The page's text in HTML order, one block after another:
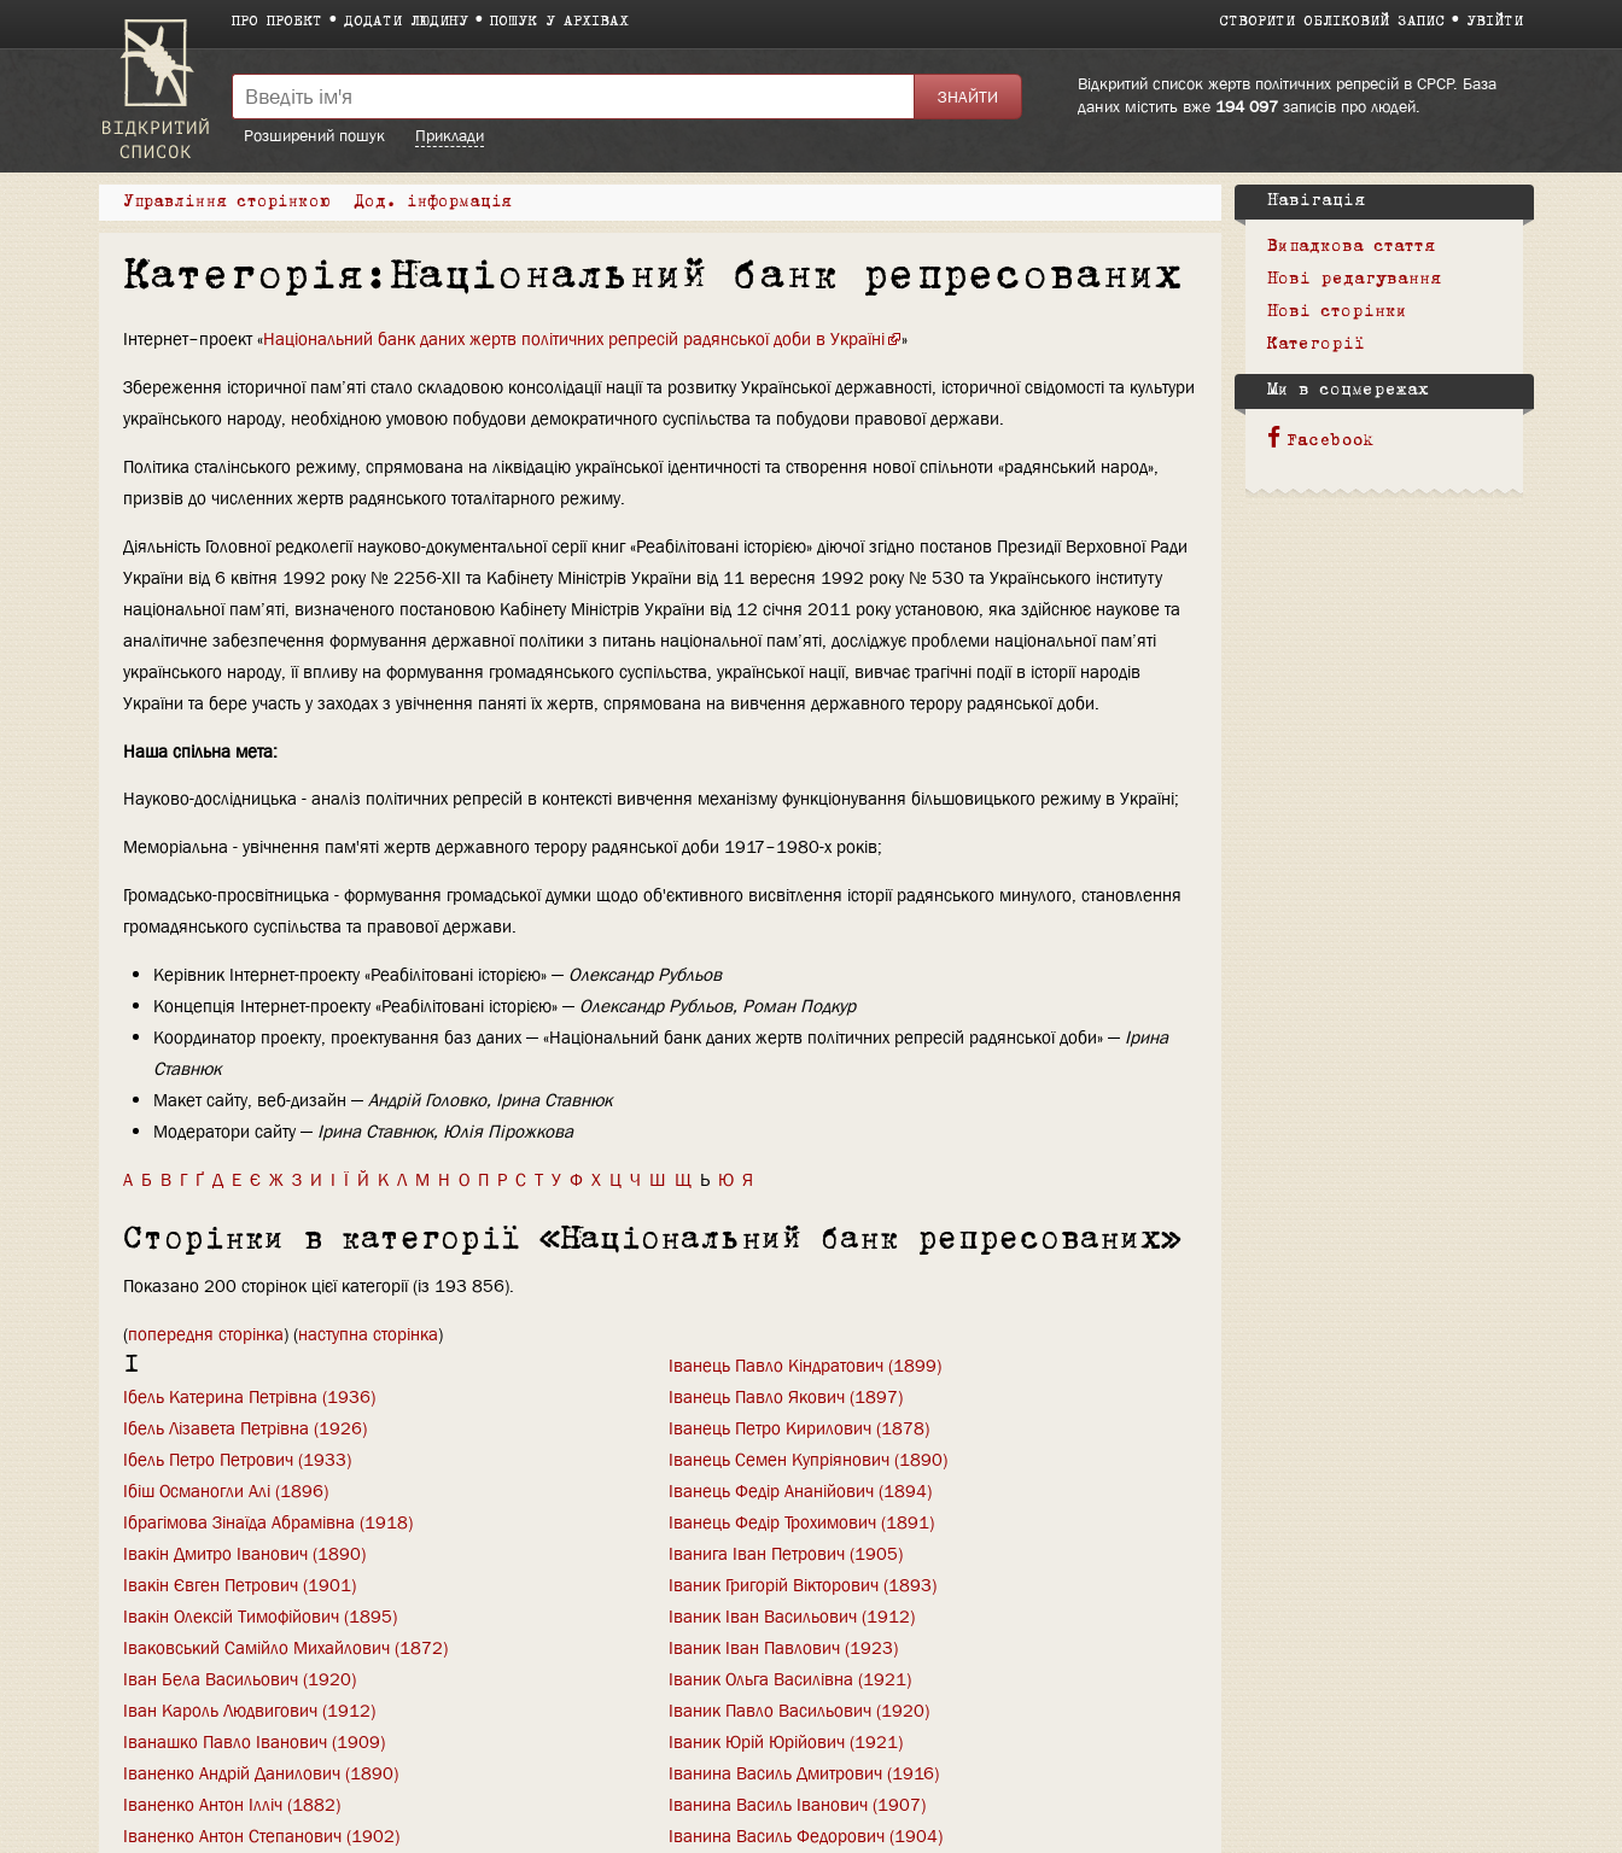
ПРО ПРОЕКТ ДОДАТИ ЛЮДИНУ ПОШУК У АРХІВАХ СТВОРИТИ ОБЛІКОВИЙ ЗАПИС УВІЙТИ
Відкритий список жертв політичних репресій в СРСР. База
даних містить вже 194 097записів про людей.
Розширений пошук
Приклади
Управління сторінкою Дод. інформація
Категорія:Національний банк репресованих
Інтернет–проект «Національний банк даних жертв політичних репресій радянської доби в Україні
»
Збереження історичної пам’яті стало складовою консолідації нації та розвитку Української державності, історичної свідомості та культури
українського народу, необхідною умовою побудови демократичного суспільства та побудови правової держави.
Політика сталінського режиму, спрямована на ліквідацію української ідентичності та створення нової спільноти «радянський народ»,
призвів до численних жертв радянського тоталітарного режиму.
Діяльність Головної редколегії науково-документальної серії книг «Реабілітовані історією» діючої згідно постанов Президії Верховної Ради
України від 6 квітня 1992 року № 2256-ХII та Кабінету Міністрів України від 11 вересня 1992 року № 530 та Українського інституту
національної пам’яті, визначеного постановою Кабінету Міністрів України від 12 січня 2011 року установою, яка здійснює наукове та
аналітичне забезпечення формування державної політики з питань національної пам’яті, досліджує проблеми національної пам’яті
українського народу, її впливу на формування громадянського суспільства, української нації, вивчає трагічні події в історії народів
України та бере участь у заходах з увічнення паняті їх жертв, спрямована на вивчення державного терору радянської доби.
Наша спільна мета:
Науково-дослідницька - аналіз політичних репресій в контексті вивчення механізму функціонування більшовицького режиму в Україні;
Меморіальна - увічнення пам'яті жертв державного терору радянської доби 1917–1980-х років;
Громадсько-просвітницька - формування громадської думки щодо об'єктивного висвітлення історії радянського минулого, становлення
громадянського суспільства та правової держави.
Керівник Інтернет-проекту «Реабілітовані історією» — Олександр Рубльов
Концепція Інтернет-проекту «Реабілітовані історією» — Олександр Рубльов, Роман Подкур
Координатор проекту, проектування баз даних — «Національний банк даних жертв політичних репресій радянської доби» — Ірина
Ставнюк
Макет сайту, веб-дизайн — Андрій Головко, Ірина Ставнюк
Модератори сайту — Ірина Ставнюк, Юлія Пірожкова
А Б В Г Ґ Д Е Є Ж З И І Ї Й К Л М Н О П Р С Т У Ф Х Ц Ч Ш Щ Ь Ю Я
Сторінки в категорії «Національний банк репресованих»
Показано 200 сторінок цієї категорії (із 193 856).
(попередня сторінка) (наступна сторінка)
І
Ібель Катерина Петрівна (1936)
Ібель Лізавета Петрівна (1926)
Ібель Петро Петрович (1933)
Ібіш Османогли Алі (1896)
Ібрагімова Зінаїда Абрамівна (1918)
Івакін Дмитро Іванович (1890)
Івакін Євген Петрович (1901)
Івакін Олексій Тимофійович (1895)
Іваковський Самійло Михайлович (1872)
Іван Бела Васильович (1920)
Іван Кароль Людвигович (1912)
Іванашко Павло Іванович (1909)
Іваненко Андрій Данилович (1890)
Іваненко Антон Ілліч (1882)
Іваненко Антон Степанович (1902)
Іванець Павло Кіндратович (1899)
Іванець Павло Якович (1897)
Іванець Петро Кирилович (1878)
Іванець Семен Купріянович (1890)
Іванець Федір Ананійович (1894)
Іванець Федір Трохимович (1891)
Іванига Іван Петрович (1905)
Іваник Григорій Вікторович (1893)
Іваник Іван Васильович (1912)
Іваник Іван Павлович (1923)
Іваник Ольга Василівна (1921)
Іваник Павло Васильович (1920)
Іваник Юрій Юрійович (1921)
Іванина Василь Дмитрович (1916)
Іванина Василь Іванович (1907)
Іванина Василь Федорович (1904)
Навігація
Випадкова стаття
Нові редагування
Нові сторінки
Категорії
Ми в соцмережах
Facebook